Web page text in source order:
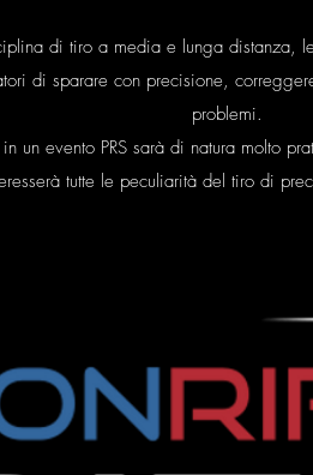
di tiro a media e lunga
di sparare con precisione,
problemi.
evento PRS sarà di natura molto
tutte le peculiarità del tiro di